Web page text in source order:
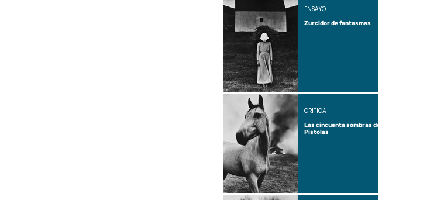
Zurcidor de fantasmas
ENSAYO
Las cincuenta sombras de
Pistolas
CRÍTICA